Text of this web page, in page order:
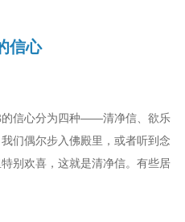
信心
的信心分为四种——清净信、欲乐
们偶尔步入佛殿里，或者听到念
别欢喜，这就是清净信。有些居